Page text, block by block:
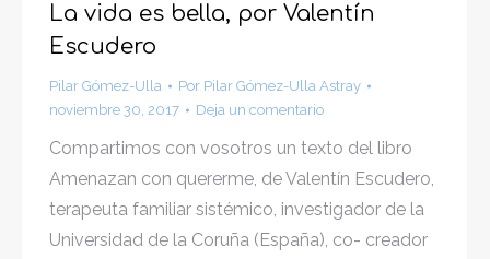
La vida es bella, por Valentín
Escudero
Pilar Gómez-Ulla Por Pilar Gómez-Ulla Astray
noviembre 30, 2017
Deja un comentario
Compartimos con vosotros un texto del libro
Amenazan con quererme, de Valentín Escudero,
terapeuta familiar sistémico, investigador de la
Universidad de la Coruña (España), co- creador